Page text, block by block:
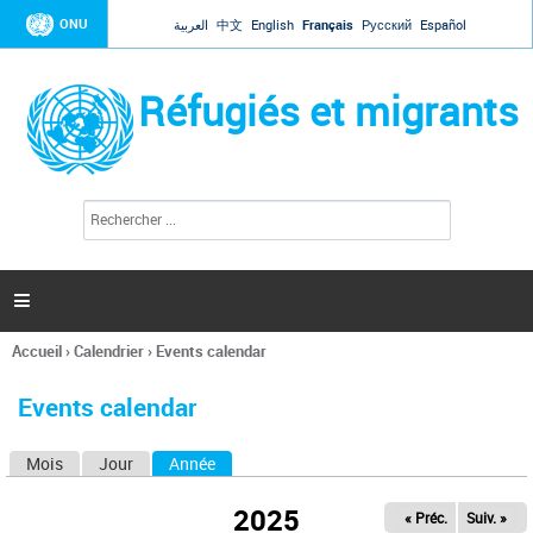
Jump to navigation
ONU العربية 中文 English Français Русский Español
Réfugiés et migrants
l
c
h
e

Vous
ici
Accueil›Calendrier› Events calendar
Events calendar
Mois Jour Année
2025 « Préc. Suiv. »